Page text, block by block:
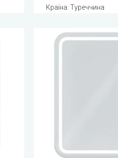
Країна: Туреччина